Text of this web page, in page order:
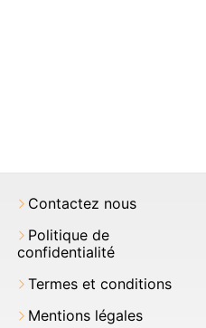
Contactez nous
Politique de
confidentialité
Termes et conditions
Mentions légales